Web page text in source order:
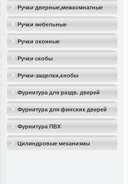
Ручки дверные,межкомнатные
Ручки мебельные
Ручки оконные
Ручки скобы
Ручки-защелки,кнобы
Фурнитура для раздв. дверей
Фурнитура для финских дверей
Фурнитура ПВХ
Цилиндровые механизмы